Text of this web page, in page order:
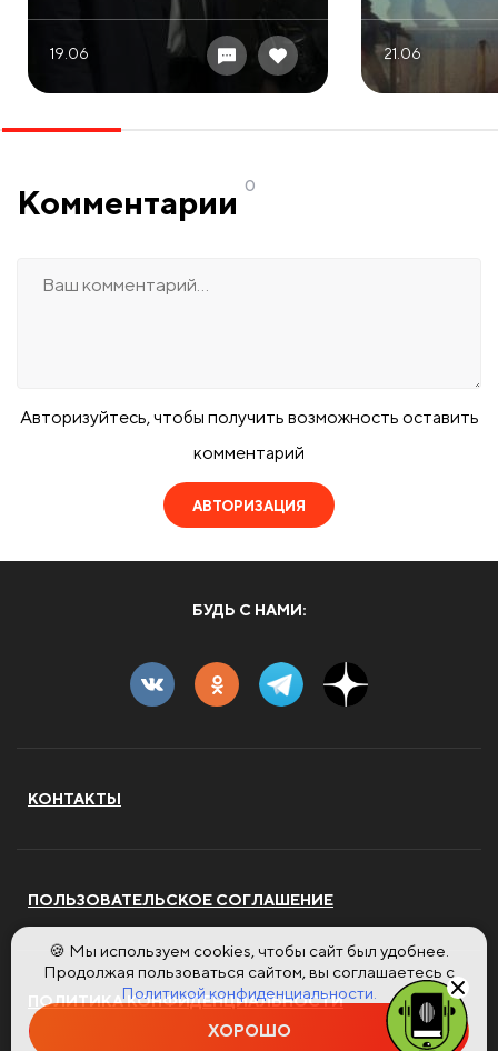
19.06 21.06
Комментарии 0
Авторизуйтесь, чтобы получить возможность оставить
комментарий
АВТОРИЗАЦИЯ
БУДЬ С НАМИ:
КОНТАКТЫ
ПОЛЬЗОВАТЕЛЬСКОЕ СОГЛАШЕНИЕ
ПОЛИТИКА КОНФИДЕНЦИАЛЬНОСТИ
🍪 Мы используем cookies, чтобы сайт был удобнее.
Продолжая пользоваться сайтом, вы соглашаетесь с
Политикой конфиденциальности.
ХОРОШО